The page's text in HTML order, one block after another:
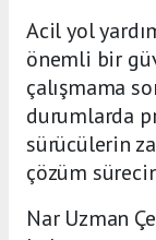
Acil yol
önemli bir
çalışmama
durumlarda
sürücülerin
çözüm
Nar Uzman